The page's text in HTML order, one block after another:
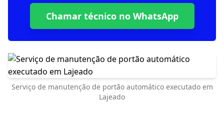
Chamar técnico no WhatsApp
Serviço de manutenção de portão automático executado em
Lajeado